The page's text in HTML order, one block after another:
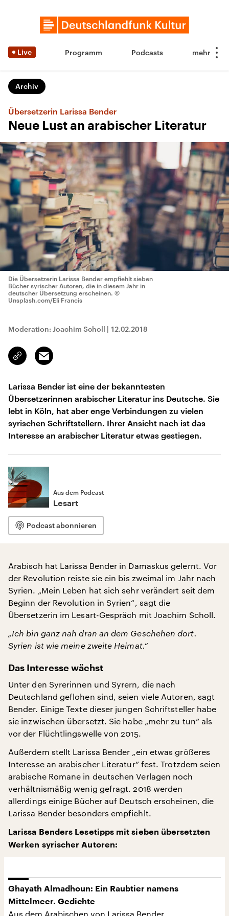
Live Programm Podcasts
Archiv
Übersetzerin Larissa Bender
Neue Lust an arabischer Literatur
Die Übersetzerin Larissa Bender empfiehlt sieben
Bücher syrischer Autoren, die in diesem Jahr in
deutscher Übersetzung erscheinen. ©
Unsplash.com/Eli Francis
Moderation: Joachim Scholl | 12.02.2018
Link
kopieren/teilen
Email
Larissa Bender ist eine der bekanntesten
Übersetzerinnen arabischer Literatur ins Deutsche. Sie
lebt in Köln, hat aber enge Verbindungen zu vielen
syrischen Schriftstellern. Ihrer Ansicht nach ist das
Interesse an arabischer Literatur etwas gestiegen.
Aus dem Podcast
Lesart
Podcast abonnieren
Arabisch hat Larissa Bender in Damaskus gelernt. Vor
der Revolution reiste sie ein bis zweimal im Jahr nach
Syrien. „Mein Leben hat sich sehr verändert seit dem
Beginn der Revolution in Syrien“, sagt die
Übersetzerin im Lesart-Gespräch mit Joachim Scholl.
„Ich bin ganz nah dran an dem Geschehen dort.
Syrien ist wie meine zweite Heimat.“
Das Interesse wächst
Unter den Syrerinnen und Syrern, die nach
Deutschland geflohen sind, seien viele Autoren, sagt
Bender. Einige Texte dieser jungen Schriftsteller habe
sie inzwischen übersetzt. Sie habe „mehr zu tun“ als
vor der Flüchtlingswelle von 2015.
Außerdem stellt Larissa Bender „ein etwas größeres
Interesse an arabischer Literatur“ fest. Trotzdem seien
arabische Romane in deutschen Verlagen noch
verhältnismäßig wenig gefragt. 2018 werden
allerdings einige Bücher auf Deutsch erscheinen, die
Larissa Bender besonders empfiehlt.
Larissa Benders Lesetipps mit sieben übersetzten
Werken syrischer Autoren:
Ghayath Almadhoun: Ein Raubtier namens
Mittelmeer. Gedichte
Aus dem Arabischen von Larissa Bender